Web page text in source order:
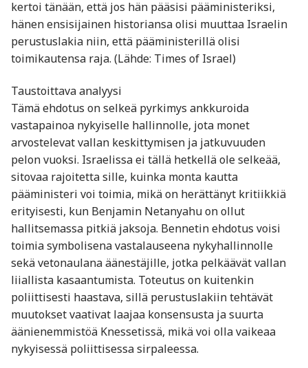
kertoi tänään, että jos hän pääsisi pääministeriksi,
hänen ensisijainen historiansa olisi muuttaa Israelin
perustuslakia niin, että pääministerillä olisi
toimikautensa raja. (Lähde: Times of Israel)
Taustoittava analyysi
Tämä ehdotus on selkeä pyrkimys ankkuroida
vastapainoa nykyiselle hallinnolle, jota monet
arvostelevat vallan keskittymisen ja jatkuvuuden
pelon vuoksi. Israelissa ei tällä hetkellä ole selkeää,
sitovaa rajoitetta sille, kuinka monta kautta
pääministeri voi toimia, mikä on herättänyt kritiikkiä
erityisesti, kun Benjamin Netanyahu on ollut
hallitsemassa pitkiä jaksoja. Bennetin ehdotus voisi
toimia symbolisena vastalauseena nykyhallinnolle
sekä vetonaulana äänestäjille, jotka pelkäävät vallan
liiallista kasaantumista. Toteutus on kuitenkin
poliittisesti haastava, sillä perustuslakiin tehtävät
muutokset vaativat laajaa konsensusta ja suurta
äänienemmistöä Knessetissä, mikä voi olla vaikeaa
nykyisessä poliittisessa sirpaleessa.